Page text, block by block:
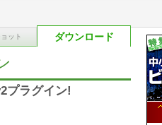
ット ダウンロード
プラグイン!